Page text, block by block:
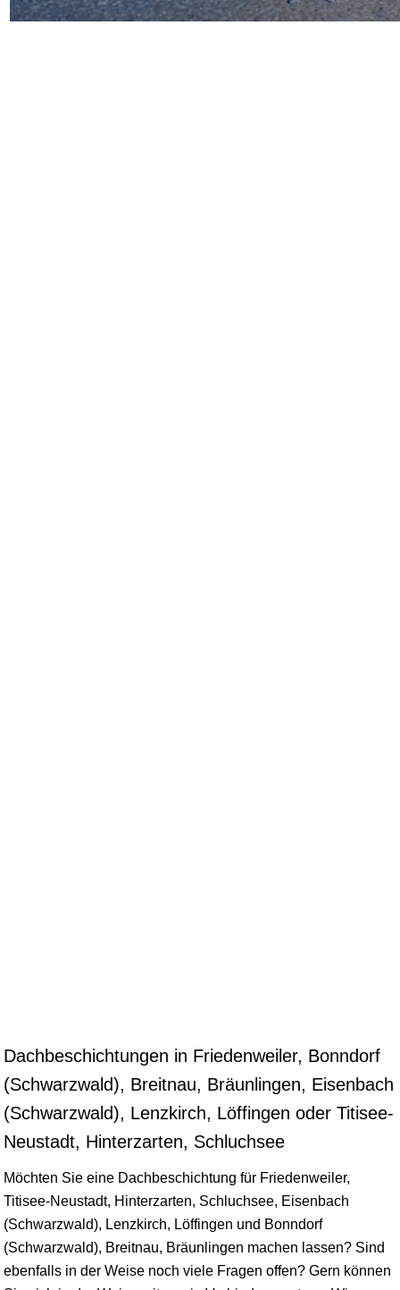
Dachbeschichtungen in Friedenweiler, Bonndorf
(Schwarzwald), Breitnau, Bräunlingen, Eisenbach
(Schwarzwald), Lenzkirch, Löffingen oder Titisee-
Neustadt, Hinterzarten, Schluchsee
Möchten Sie eine Dachbeschichtung für Friedenweiler,
Titisee-Neustadt, Hinterzarten, Schluchsee, Eisenbach
(Schwarzwald), Lenzkirch, Löffingen und Bonndorf
(Schwarzwald), Breitnau, Bräunlingen machen lassen? Sind
ebenfalls in der Weise noch viele Fragen offen? Gern können